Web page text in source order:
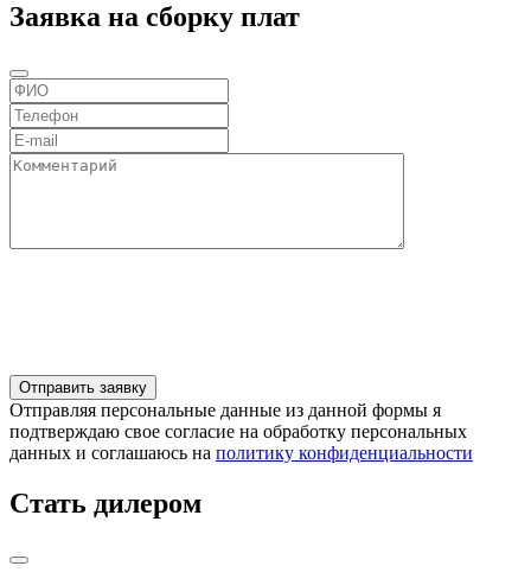
Заявка на сборку плат
Отправляя персональные данные из данной формы я
подтверждаю свое согласие на обработку персональных
данных и соглашаюсь на политику конфиденциальности
Стать дилером